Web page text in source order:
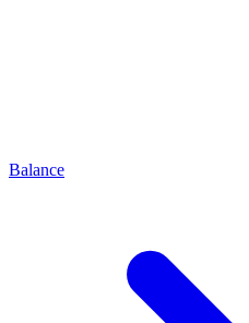
Balance